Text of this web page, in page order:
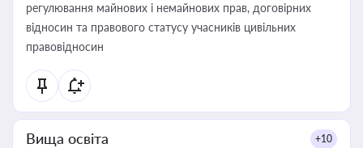
регулювання майнових і немайнових прав, договірних
відносин та правового статусу учасників цивільних
правовідносин
Вища освіта +10